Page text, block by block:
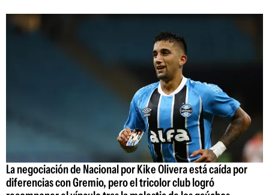
La negociación de Nacional por Kike Olivera está caída por
diferencias con Gremio, pero el tricolor club logró